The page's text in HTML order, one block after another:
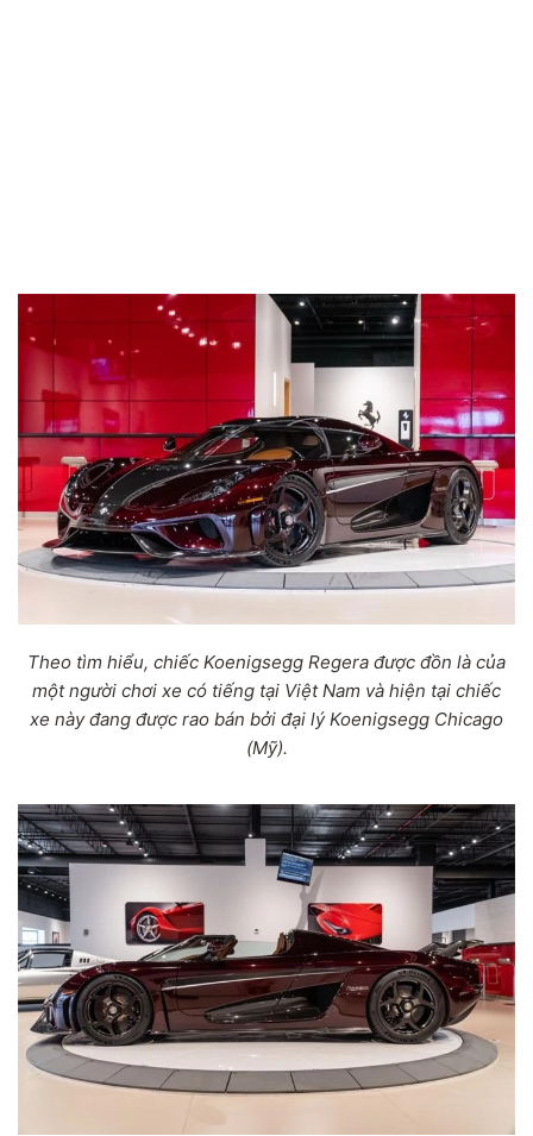
Theo tìm hiểu, chiếc Koenigsegg Regera được đồn là của
một người chơi xe có tiếng tại Việt Nam và hiện tại chiếc
xe này đang được rao bán bởi đại lý Koenigsegg Chicago
(Mỹ).